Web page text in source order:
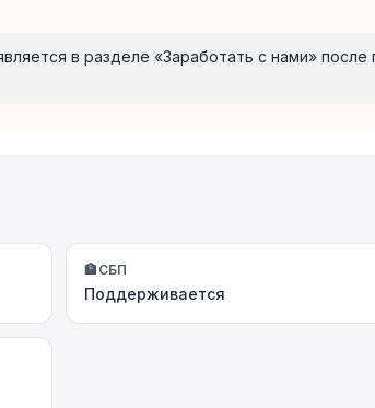
в разделе «Заработать с нами» после
🏦 СБП
Поддерживается